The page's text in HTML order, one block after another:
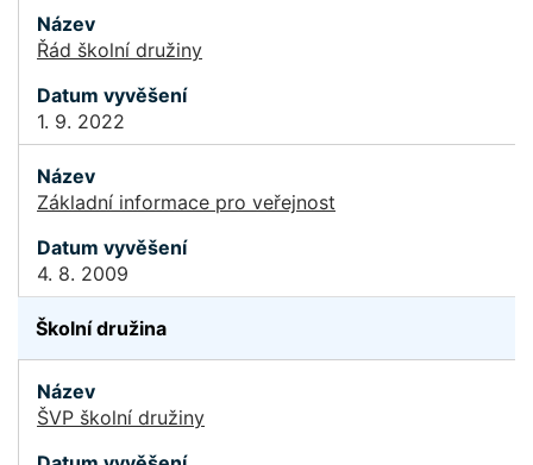
Řád školní družiny
1. 9. 2022
Základní informace pro veřejnost
4. 8. 2009
Školní družina
ŠVP školní družiny